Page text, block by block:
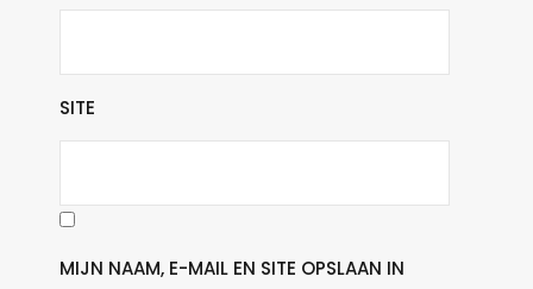
SITE
MIJN NAAM, E-MAIL EN SITE OPSLAAN IN